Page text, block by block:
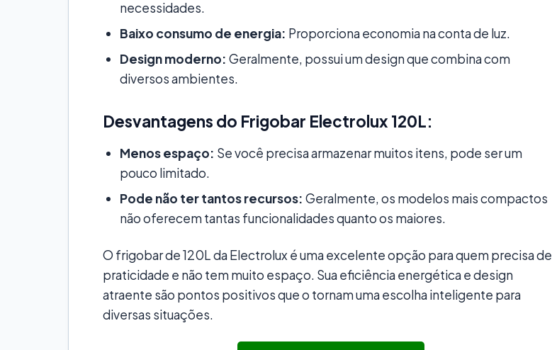
necessidades.
Baixo consumo de energia: Proporciona economia na conta de luz.
Design moderno: Geralmente, possui um design que combina com
diversos ambientes.
Desvantagens do Frigobar Electrolux 120L:
Menos espaço: Se você precisa armazenar muitos itens, pode ser um
pouco limitado.
Pode não ter tantos recursos: Geralmente, os modelos mais compactos
não oferecem tantas funcionalidades quanto os maiores.
O frigobar de 120L da Electrolux é uma excelente opção para quem precisa de
praticidade e não tem muito espaço. Sua eficiência energética e design
atraente são pontos positivos que o tornam uma escolha inteligente para
diversas situações.